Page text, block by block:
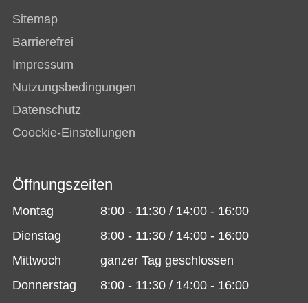
Sitemap
Barrierefrei
Impressum
Nutzungsbedingungen
Datenschutz
Coockie-Einstellungen
Öffnungszeiten
Montag
8:00 - 11:30 / 14:00 - 16:00
Dienstag
8:00 - 11:30 / 14:00 - 16:00
Mittwoch
ganzer Tag geschlossen
Donnerstag
8:00 - 11:30 / 14:00 - 16:00